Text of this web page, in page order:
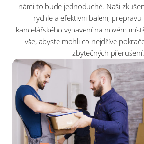
námi to bude jednoduché. Naši
rychlé a efektivní balení,
kancelářského vybavení na novém
vše, abyste mohli co nejdříve
zbytečných přerušení.​